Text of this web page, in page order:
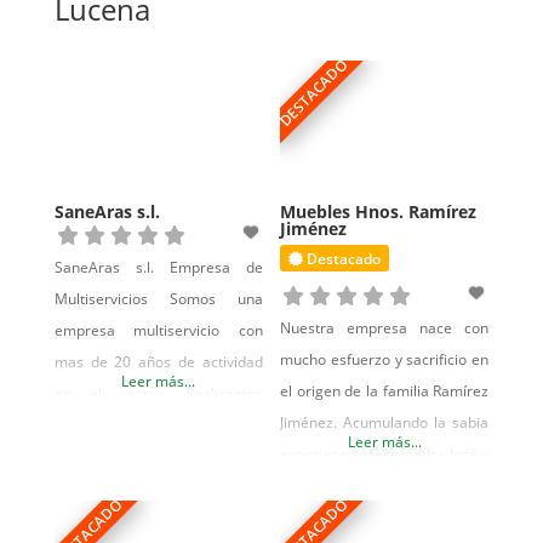
Lucena
SaneAras s.l.
SaneAras s.l. Empresa de
Multiservicios Somos una
empresa multiservicio con
mas de 20 años de actividad
en el sector. Realizamos
aseguradoras de renombre a
Leer más...
DESTACADO
Muebles Hnos. Ramírez
Jiménez
Destacado
Nuestra empresa nace con
mucho esfuerzo y sacrificio en
el origen de la familia Ramírez
Jiménez. Acumulando la sabia
experiencia de su padre José y
hijos; José Luis, Víctor Manuel y
Leer más...